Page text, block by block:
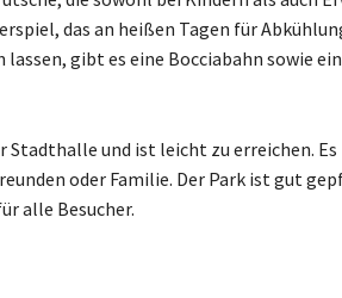
das an heißen Tagen für
gibt es eine Bocciabahn sowie
Stadthalle und ist leicht zu erreichen.
oder Familie. Der Park ist gut
alle Besucher.